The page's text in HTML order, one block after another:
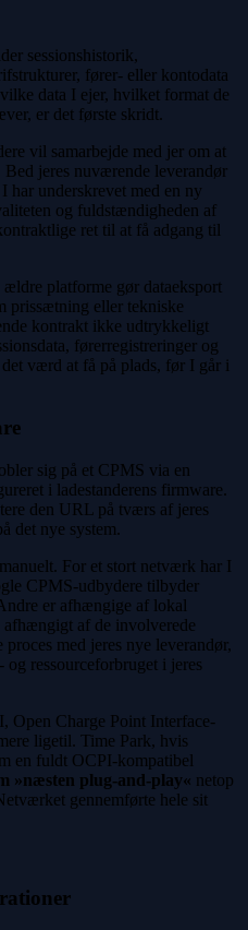
sessionshistorik,
fører- eller kontodata
data I ejer, hvilket format de
er det første skridt.
vil samarbejde med jer om at
jeres nuværende leverandør
har underskrevet med en ny
og fuldstændigheden af
ret til at få adgang til
platforme gør dataeksport
prissætning eller tekniske
kontrakt ikke udtrykkeligt
førerregistreringer og
værd at få på plads, før I går i
sig på et CPMS via en
i ladestanderens firmware.
den URL på tværs af jeres
det nye system.
For et stort netværk har I
CPMS-udbydere tilbyder
er afhængige af lokal
af de involverede
med jeres nye leverandør,
ressourceforbruget i jeres
Open Charge Point Interface-
ligetil. Time Park, hvis
en fuldt OCPI-kompatibel
»næsten plug-and-play« netop
gennemførte hele sit